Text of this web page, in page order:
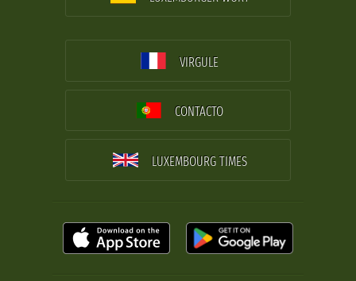
VIRGULE
CONTACTO
LUXEMBOURG TIMES